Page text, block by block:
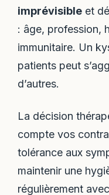
imprévisible et
: âge, profession,
immunitaire. Un
patients peut
d’autres.
La décision
compte vos
tolérance aux
maintenir une
régulièrement